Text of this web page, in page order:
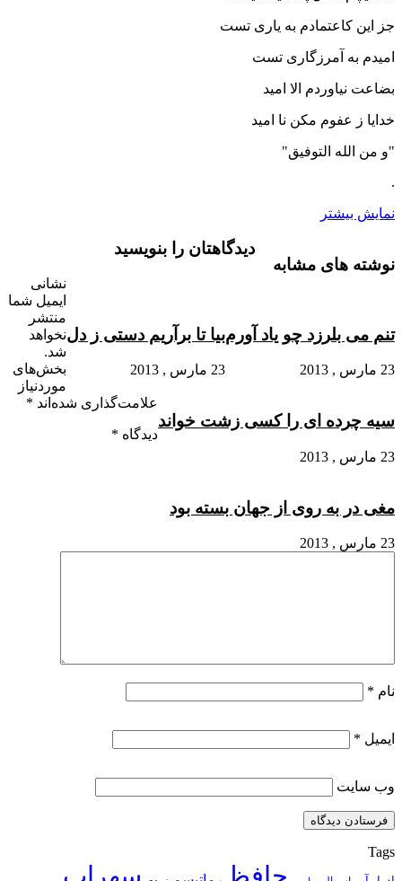
جز این کاعتمادم به یاری تست
امیدم به آمرزگاری تست
بضاعت نیاوردم الا امید
خدایا ز عفوم مکن نا امید
"و من الله التوفیق"
.
نمایش بیشتر
نوشته های مشابه
تنم می بلرزد چو یاد آورم
23 مارس , 2013
بیا تا برآریم دستی ز دل
23 مارس , 2013
سیه چرده ای را کسی زشت خواند
23 مارس , 2013
مغی در به روی از جهان بسته بود
23 مارس , 2013
دیدگاهتان را بنویسید
نشانی
ایمیل شما
منتشر
نخواهد
شد.
بخش‌های
موردنیاز
علامت‌گذاری شده‌اند *
دیدگاه *
نام *
ایمیل *
وب‌ سایت
Tags